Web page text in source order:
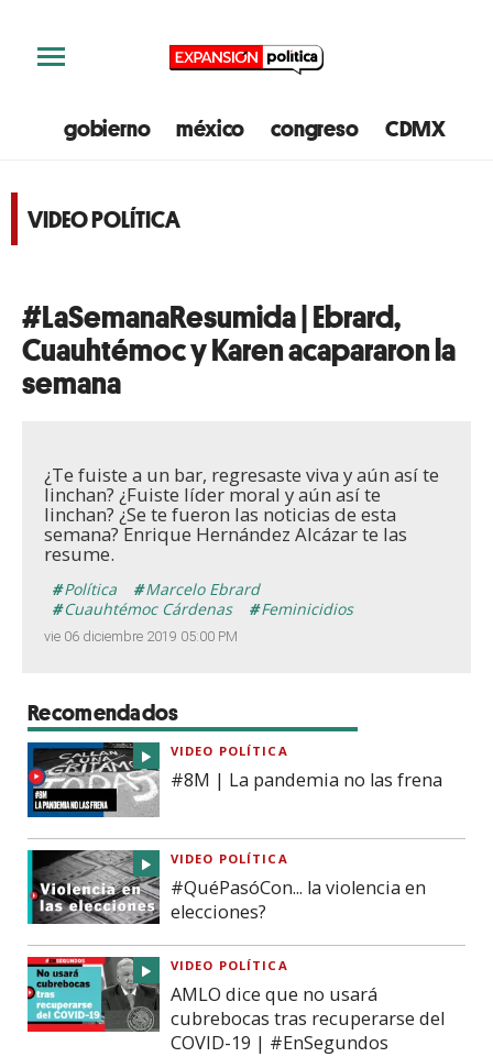
gobierno méxico congreso CDMX
VIDEO POLÍTICA
#LaSemanaResumida | Ebrard,
Cuauhtémoc y Karen acapararon la
semana
vie 06 diciembre 2019 05:00 PM
¿Te fuiste a un bar, regresaste viva y aún así te
linchan? ¿Fuiste líder moral y aún así te
linchan? ¿Se te fueron las noticias de esta
semana? Enrique Hernández Alcázar te las
resume.
Política
Marcelo Ebrard
Cuauhtémoc Cárdenas
Feminicidios
Recomendados
VIDEO POLÍTICA
#8M | La pandemia no las frena
VIDEO POLÍTICA
#QuéPasóCon... la violencia en
elecciones?
VIDEO POLÍTICA
AMLO dice que no usará
cubrebocas tras recuperarse del
COVID-19 | #EnSegundos